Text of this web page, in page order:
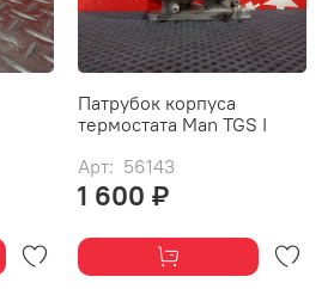
Патрубок корпуса
термостата Man TGS I
Арт: 56143
1 600 ₽